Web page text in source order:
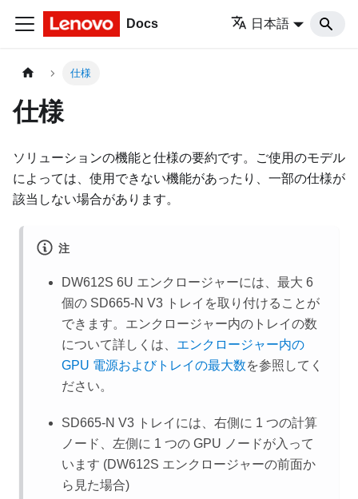
Docs 日本語
仕様
仕様
ソリューションの機能と仕様の要約です。ご使用のモデル
によっては、使用できない機能があったり、一部の仕様が
該当しない場合があります。
注
DW612S 6U エンクロージャーには、最大 6
個の SD665-N V3 トレイを取り付けることが
できます。エンクロージャー内のトレイの数
について詳しくは、 エンクロージャー内の
GPU 電源およびトレイの最大数を参照してく
ださい。
SD665-N V3 トレイには、右側に 1 つの計算
ノード、左側に 1 つの GPU ノードが入って
います (DW612S エンクロージャーの前面か
ら見た場合)